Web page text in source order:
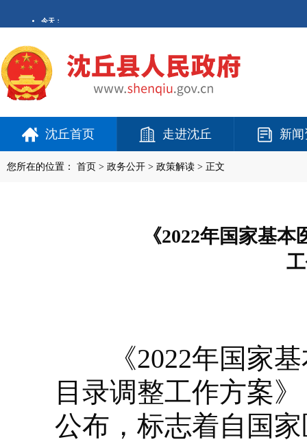
沈丘首页 走进沈丘 新
您所在的位置： 首页 > 政务公开 > 政策解读 > 正文
《2022年国家基
《2022年国家基
目录调整工作方案
公布，标志着自国